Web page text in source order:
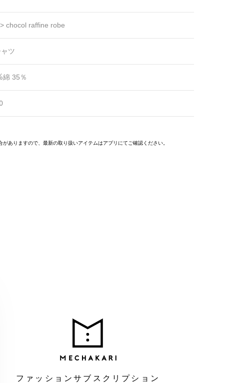
> chocol raffine robe
ャツ
綿 35％
ありますので、最新の取り扱いアイテムはアプリにてご確認ください。
ファッションサブスクリプション